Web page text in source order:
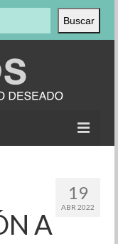
Buscar
19
ABR 2022
A